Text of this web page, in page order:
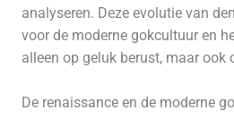
analyseren. Deze evolutie van
voor de moderne gokcultuur en
alleen op geluk berust, maar ook
De renaissance en de moderne